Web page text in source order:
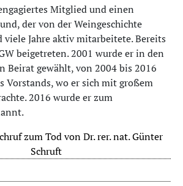
Mitglied und einen
der von der Weingeschichte
viele Jahre aktiv mitarbeitete. Bereits
beigetreten. 2001 wurde er in den
Beirat gewählt, von 2004 bis 2016
Vorstands, wo er sich mit großem
2016 wurde er zum
zum Tod von Dr. rer. nat. Günter
Schruft